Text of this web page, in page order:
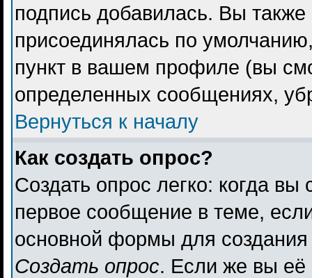
подпись добавилась. Вы
присоединялась по
пункт в вашем профиле (вы
определенных сообщениях,
Вернуться к началу
Как создать опрос?
Создать опрос легко: когда вы
первое сообщение в теме,
основной формы для
Создать опрос. Если же вы её